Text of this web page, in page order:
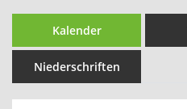
Kalender
Niederschriften